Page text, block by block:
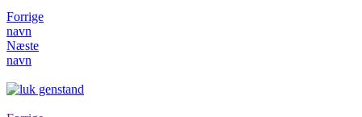
Forrige
navn
Næste
navn